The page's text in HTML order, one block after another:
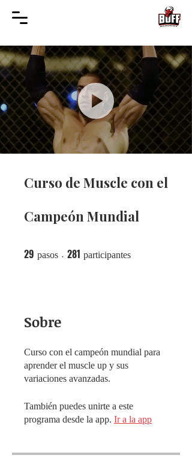
Curso de Muscle con el
Campeón Mundial
29 pasos 29 pasos
281 participantes
Sobre
Curso con el campeón mundial para
aprender el muscle up y sus
variaciones avanzadas.
También puedes unirte a este
programa desde la app. Ir a la app